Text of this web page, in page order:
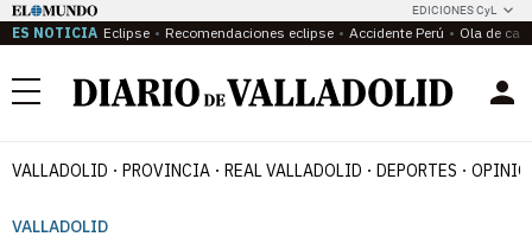
EDICIONES CyL
ES NOTICIA Eclipse Recomendaciones eclipse Accidente Perú Ola de
Menú
VALLADOLID PROVINCIA REAL VALLADOLID DEPORTES
VALLADOLID